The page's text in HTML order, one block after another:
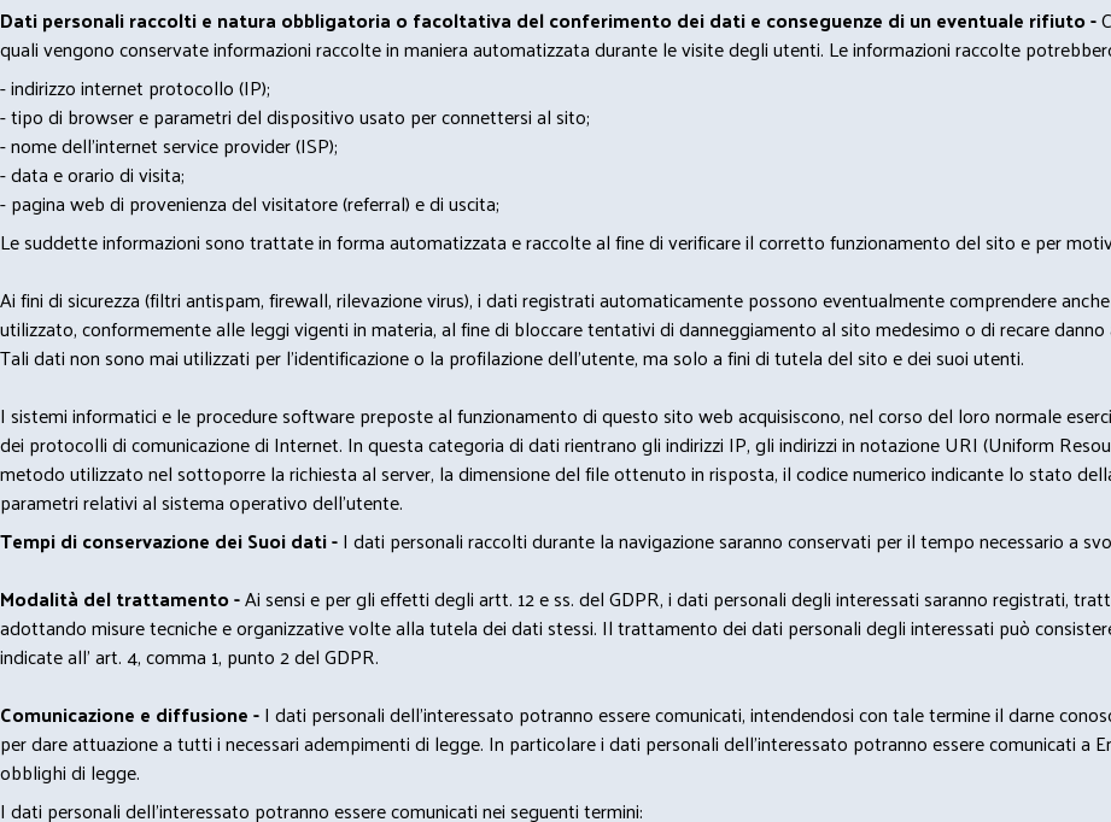
Dati personali raccolti e natura obbligatoria o facoltativa del conferimento dei dati e conseguenze di un eventuale rifiuto -
quali vengono conservate informazioni raccolte in maniera automatizzata durante le visite degli utenti. Le informazioni raccolte
- indirizzo internet protocollo (IP);
- tipo di browser e parametri del dispositivo usato per connettersi al sito;
- nome dell'internet service provider (ISP);
- data e orario di visita;
- pagina web di provenienza del visitatore (referral) e di uscita;
Le suddette informazioni sono trattate in forma automatizzata e raccolte al fine di verificare il corretto funzionamento del sito e per
Ai fini di sicurezza (filtri antispam, firewall, rilevazione virus), i dati registrati automaticamente possono eventualmente comprendere
utilizzato, conformemente alle leggi vigenti in materia, al fine di bloccare tentativi di danneggiamento al sito medesimo o di recare
Tali dati non sono mai utilizzati per l'identificazione o la profilazione dell'utente, ma solo a fini di tutela del sito e dei suoi utenti.
I sistemi informatici e le procedure software preposte al funzionamento di questo sito web acquisiscono, nel corso del loro normale
dei protocolli di comunicazione di Internet. In questa categoria di dati rientrano gli indirizzi IP, gli indirizzi in notazione URI (Uniform
metodo utilizzato nel sottoporre la richiesta al server, la dimensione del file ottenuto in risposta, il codice numerico indicante lo stato
parametri relativi al sistema operativo dell'utente.
Tempi di conservazione dei Suoi dati -I dati personali raccolti durante la navigazione saranno conservati per il tempo necessario a
Modalità del trattamento -Ai sensi e per gli effetti degli artt. 12 e ss. del GDPR, i dati personali degli interessati saranno registrati,
adottando misure tecniche e organizzative volte alla tutela dei dati stessi. Il trattamento dei dati personali degli interessati può
indicate all' art. 4, comma 1, punto 2 del GDPR.
Comunicazione e diffusione -I dati personali dell’interessato potranno essere comunicati, intendendosi con tale termine il darne
per dare attuazione a tutti i necessari adempimenti di legge. In particolare i dati personali dell’interessato potranno essere comunicati
obblighi di legge.
I dati personali dell’interessato potranno essere comunicati nei seguenti termini: